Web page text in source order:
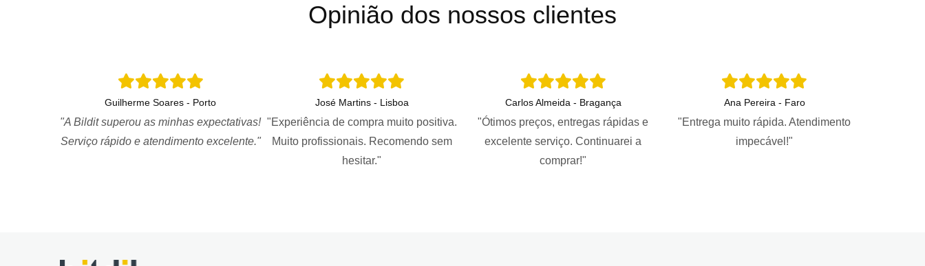
Opinião dos nossos clientes
Guilherme Soares - Porto
"A Bildit superou as minhas expectativas!
Serviço rápido e atendimento excelente."
José Martins - Lisboa
"Experiência de compra muito positiva.
Muito profissionais. Recomendo sem
hesitar."
Carlos Almeida - Bragança
"Ótimos preços, entregas rápidas e
excelente serviço. Continuarei a
comprar!"
Ana Pereira - Faro
"Entrega muito rápida. Atendimento
impecável!"